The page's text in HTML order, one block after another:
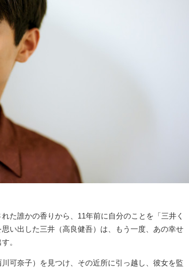
た誰かの香りから、11年前に自分のことを「三井く
い出した三井（高良健吾）は、もう一度、あの幸せ
。
可奈子）を見つけ、その近所に引っ越し、彼女を監